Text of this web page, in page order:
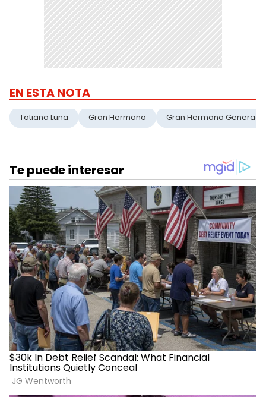
EN ESTA NOTA
Tatiana Luna Gran Hermano Gran Hermano